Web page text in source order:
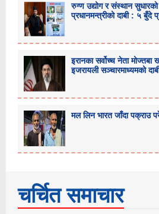
रुग्ण उद्योग र संस्थान सुधारको
प्रधानमन्त्रीको दाबी : ५ बुँदे
इरानका सर्वोच्च नेता मोज्तबा
इजरायली सञ्चारमाध्यमको
मल लिन भारत जाँदा पक्राउ
चर्चित समाचार